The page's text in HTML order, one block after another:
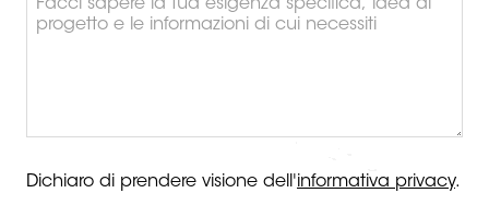
Dichiaro di prendere visione dell'informativa privacy.